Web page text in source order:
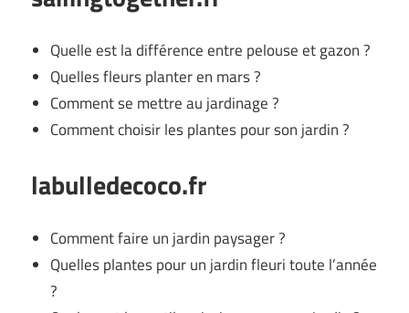
Quelle est la différence entre pelouse et gazon ?
Quelles fleurs planter en mars ?
Comment se mettre au jardinage ?
Comment choisir les plantes pour son jardin ?
labulledecoco.fr
Comment faire un jardin paysager ?
Quelles plantes pour un jardin fleuri toute l’année
?